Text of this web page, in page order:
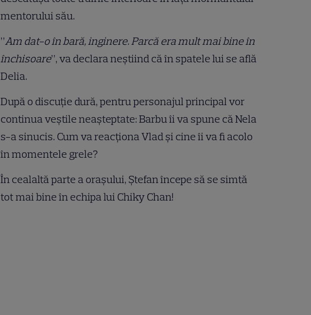
mentorului său.
”Am dat-o în bară, inginere. Parcă era mult mai bine în
închisoare”, va declara neștiind că în spatele lui se află
Delia.
După o discuție dură, pentru personajul principal vor
continua veștile neașteptate: Barbu îi va spune că Nela
s-a sinucis. Cum va reacționa Vlad și cine îi va fi acolo
în momentele grele?
În cealaltă parte a orașului, Ștefan începe să se simtă
tot mai bine în echipa lui Chiky Chan!